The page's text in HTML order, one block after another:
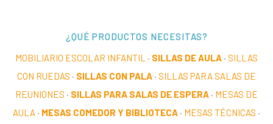
¿QUÉ PRODUCTOS NECESITAS?
MOBILIARIO ESCOLAR INFANTIL · SILLAS DE AULA · SILLAS
CON RUEDAS · SILLAS CON PALA · SILLAS PARA SALAS DE
REUNIONES · SILLAS PARA SALAS DE ESPERA · MESAS DE
AULA · MESAS COMEDOR Y BIBLIOTECA · MESAS TÉCNICAS ·